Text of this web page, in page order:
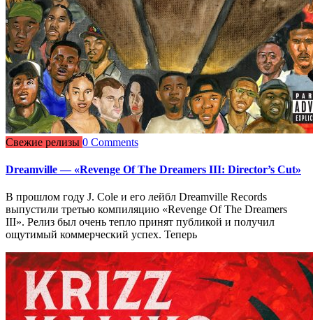
Свежие релизы 0 Comments
Dreamville — «Revenge Of The Dreamers III: Director’s Cut»
В прошлом году J. Cole и его лейбл Dreamville Records
выпустили третью компиляцию «Revenge Of The Dreamers
III». Релиз был очень тепло принят публикой и получил
ощутимый коммерческий успех. Теперь